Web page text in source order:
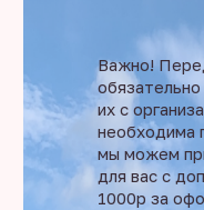
Важно!
обязательно
их с
необходима
мы можем
для вас с
1000р за